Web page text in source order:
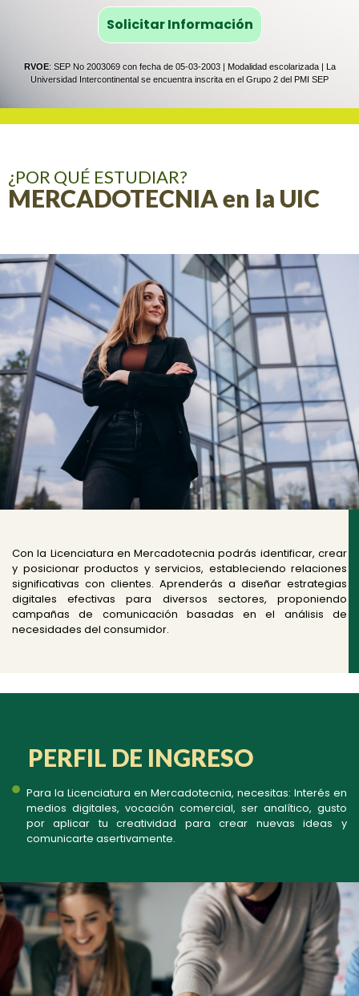
RVOE: SEP No 2003069 con fecha de 05-03-2003 | Modalidad escolarizada | La
Universidad Intercontinental se encuentra inscrita en el Grupo 2 del PMI SEP
¿POR QUÉ ESTUDIAR?
MERCADOTECNIA en la UIC
Con la Licenciatura en Mercadotecnia podrás identificar, crear
y posicionar productos y servicios, estableciendo relaciones
significativas con clientes. Aprenderás a diseñar estrategias
digitales efectivas para diversos sectores, proponiendo
campañas de comunicación basadas en el análisis de
necesidades del consumidor.
PERFIL DE INGRESO
Para la Licenciatura en Mercadotecnia, necesitas: Interés en
medios digitales, vocación comercial, ser analítico, gusto
por aplicar tu creatividad para crear nuevas ideas y
comunicarte asertivamente.